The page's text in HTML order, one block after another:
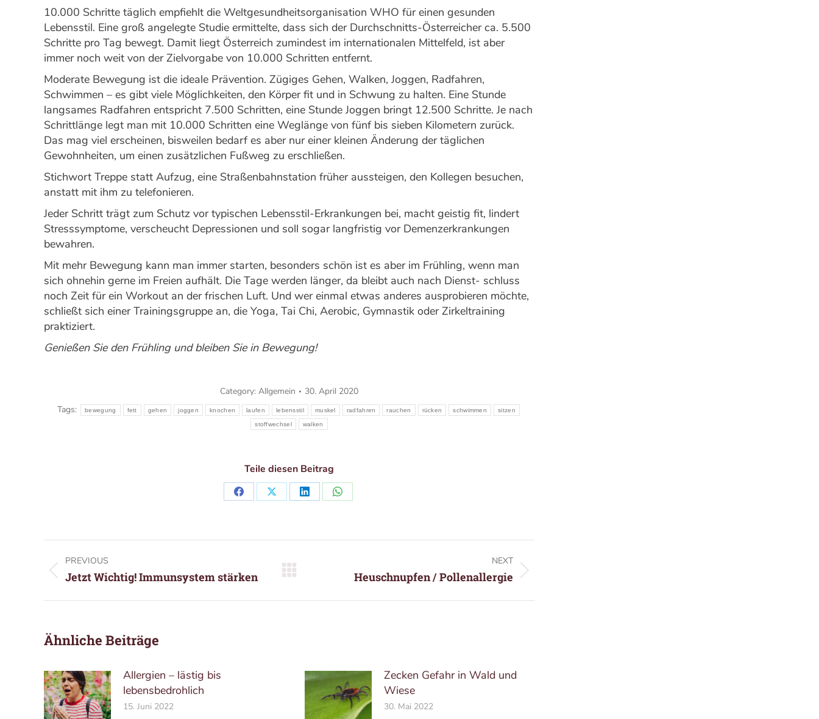
10.000 Schritte täglich empfiehlt die Weltgesundheitsorganisation WHO für einen gesunden
Lebensstil. Eine groß angelegte Studie ermittelte, dass sich der Durchschnitts-Österreicher ca. 5.500
Schritte pro Tag bewegt. Damit liegt Österreich zumindest im internationalen Mittelfeld, ist aber
immer noch weit von der Zielvorgabe von 10.000 Schritten entfernt.
Moderate Bewegung ist die ideale Prävention. Zügiges Gehen, Walken, Joggen, Radfahren,
Schwimmen – es gibt viele Möglichkeiten, den Körper fit und in Schwung zu halten. Eine Stunde
langsames Radfahren entspricht 7.500 Schritten, eine Stunde Joggen bringt 12.500 Schritte. Je nach
Schrittlänge legt man mit 10.000 Schritten eine Weglänge von fünf bis sieben Kilometern zurück.
Das mag viel erscheinen, bisweilen bedarf es aber nur einer kleinen Änderung der täglichen
Gewohnheiten, um einen zusätzlichen Fußweg zu erschließen.
Stichwort Treppe statt Aufzug, eine Straßenbahnstation früher aussteigen, den Kollegen besuchen,
anstatt mit ihm zu telefonieren.
Jeder Schritt trägt zum Schutz vor typischen Lebensstil-Erkrankungen bei, macht geistig fit, lindert
Stresssymptome, verscheucht Depressionen und soll sogar langfristig vor Demenzerkrankungen
bewahren.
Mit mehr Bewegung kann man immer starten, besonders schön ist es aber im Frühling, wenn man
sich ohnehin gerne im Freien aufhält. Die Tage werden länger, da bleibt auch nach Dienst- schluss
noch Zeit für ein Workout an der frischen Luft. Und wer einmal etwas anderes ausprobieren möchte,
schließt sich einer Trainingsgruppe an, die Yoga, Tai Chi, Aerobic, Gymnastik oder Zirkeltraining
praktiziert.
Genießen Sie den Frühling und bleiben Sie in Bewegung!
Category: Allgemein
30. April 2020
Tags:
bewegung fett gehen joggen knochen laufen lebensstil muskel radfahren rauchen rücken schwimmen sitzen
stoffwechsel walken
Teile diesen Beitrag
Share Share Share Share
navigation
PREVIOUS
Previous
Jetzt Wichtig! Immunsystem stärken
NEXT
Heuschnupfen / Pollenallergie
Ähnliche Beiträge
Allergien – lästig bis
lebensbedrohlich
15. Juni 2022
Zecken Gefahr in Wald und
Wiese
30. Mai 2022